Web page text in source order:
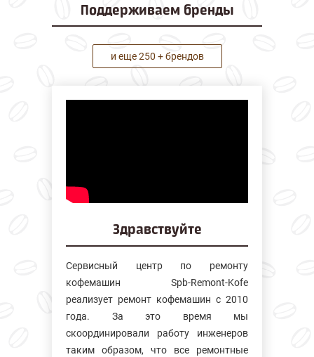
Поддерживаем бренды
и еще 250 + брендов
Здравствуйте
Сервисный центр по ремонту
кофемашин Spb-Remont-Kofe
реализует ремонт кофемашин с 2010
года. За это время мы
скоординировали работу инженеров
таким образом, что все ремонтные